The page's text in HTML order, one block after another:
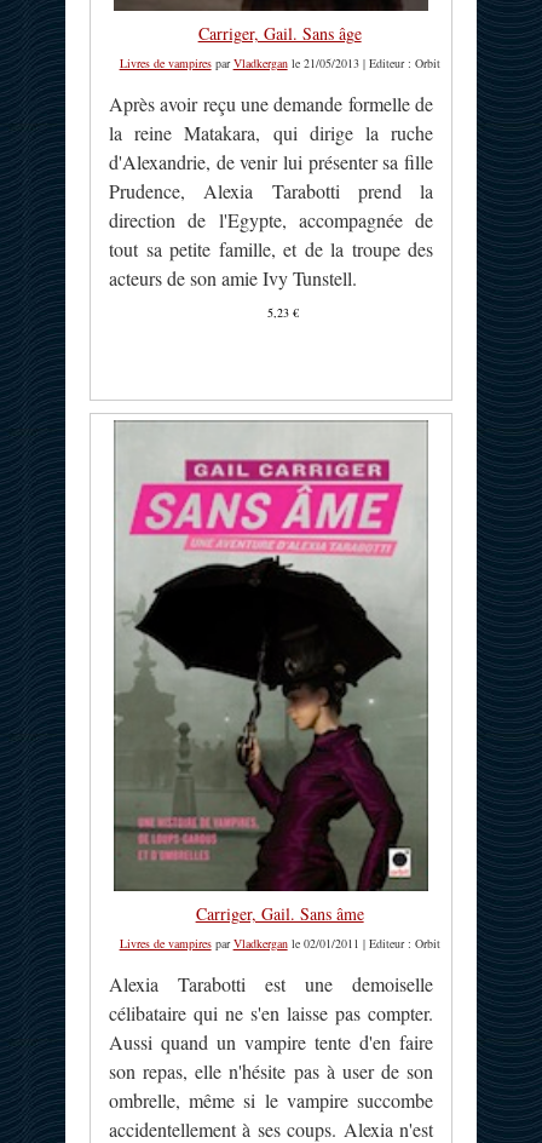
Carriger, Gail. Sans âge
Livres de vampiresparVladkerganle 21/05/2013 | Editeur : Orbit
Après avoir reçu une demande formelle de
la reine Matakara, qui dirige la ruche
d'Alexandrie, de venir lui présenter sa fille
Prudence, Alexia Tarabotti prend la
direction de l'Egypte, accompagnée de
tout sa petite famille, et de la troupe des
acteurs de son amie Ivy Tunstell.
5,23 €
Carriger, Gail. Sans âme
Livres de vampiresparVladkerganle 02/01/2011 | Editeur : Orbit
Alexia Tarabotti est une demoiselle
célibataire qui ne s'en laisse pas compter.
Aussi quand un vampire tente d'en faire
son repas, elle n'hésite pas à user de son
ombrelle, même si le vampire succombe
accidentellement à ses coups. Alexia n'est